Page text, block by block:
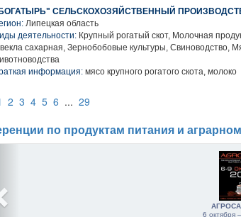
СЕЛЬСКОХОЗЯЙСТВЕННЫЙ
Липецкая область
деятельности: Крупный рогатый скот, Молочная
сахарная, Зернобобовые культуры, Свиноводство,
информация: мясо крупного рогатого скота, молоко
2 3 4 5 6 ... 29
по продуктам питания и
6 октября